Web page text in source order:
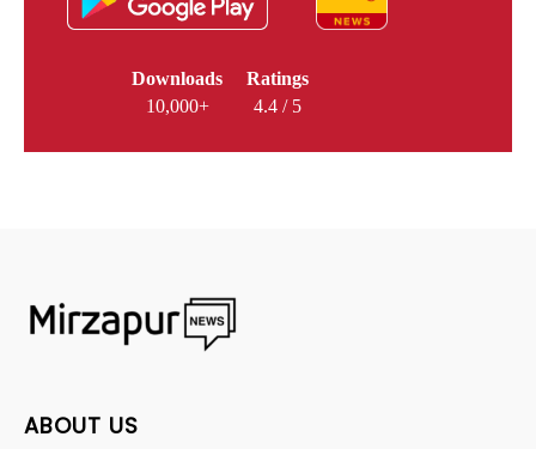
Downloads
10,000+
Ratings
4.4 / 5
ABOUT US